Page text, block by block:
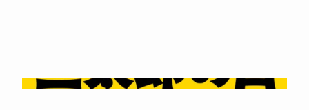
NOW PRINTING...